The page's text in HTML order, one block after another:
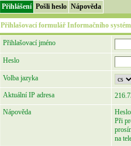
Přihlášení Pošli heslo Nápověda
Přihlašovací formulář Informačního
Přihlašovací jméno
Heslo
Volba jazyka
Aktuální IP adresa
Nápověda
Při
na